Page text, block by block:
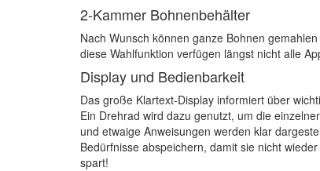
2-Kammer Bohnenbehälter
Nach Wunsch können ganze Bohnen
diese Wahlfunktion verfügen längst nicht alle
Display und Bedienbarkeit
Das große Klartext-Display informiert über
Ein Drehrad wird dazu genutzt, um die
und etwaige Anweisungen werden klar
Bedürfnisse abspeichern, damit sie nicht
spart!